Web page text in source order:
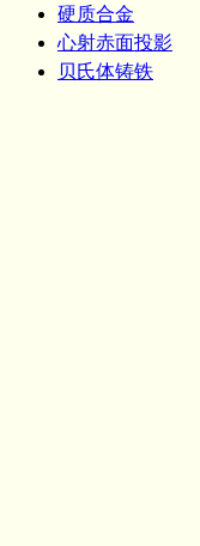
硬质合金
心射赤面投影
贝氏体铸铁